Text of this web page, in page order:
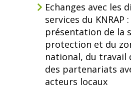
Echanges avec les
services du KNRAP :
présentation de la
protection et du
national, du travail
des partenariats
acteurs locaux